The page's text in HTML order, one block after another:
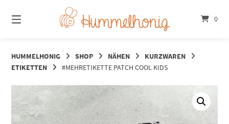
zum
Inhalt
0
HUMMELHONIG SHOP NÄHEN
KURZWAREN
ETIKETTEN
#MEHRETIKETTE PATCH COOL KIDS